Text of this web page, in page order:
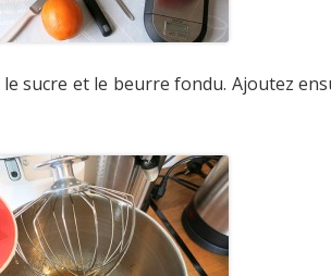
sucre et le beurre fondu. Ajoutez